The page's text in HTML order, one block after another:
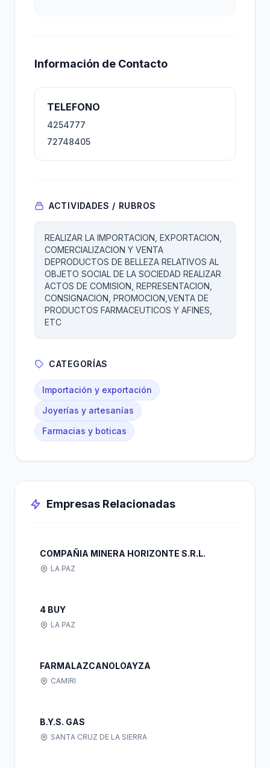
Información de Contacto
TELEFONO
4254777
72748405
ACTIVIDADES / RUBROS
REALIZAR LA IMPORTACION, EXPORTACION,
COMERCIALIZACION Y VENTA
DEPRODUCTOS DE BELLEZA RELATIVOS AL
OBJETO SOCIAL DE LA SOCIEDAD REALIZAR
ACTOS DE COMISION, REPRESENTACION,
CONSIGNACION, PROMOCION,VENTA DE
PRODUCTOS FARMACEUTICOS Y AFINES,
ETC
CATEGORÍAS
Importación y exportación
Joyerías y artesanías
Farmacias y boticas
Empresas Relacionadas
COMPAÑIA MINERA HORIZONTE S.R.L.
LA PAZ
4 BUY
LA PAZ
FARMALAZCANOLOAYZA
CAMIRI
B.Y.S. GAS
SANTA CRUZ DE LA SIERRA